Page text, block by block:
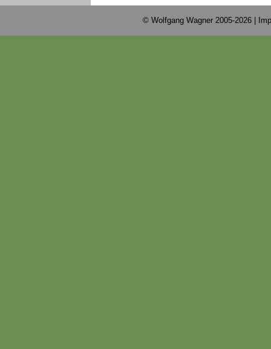
© Wolfgang Wagner 2005-2026 |